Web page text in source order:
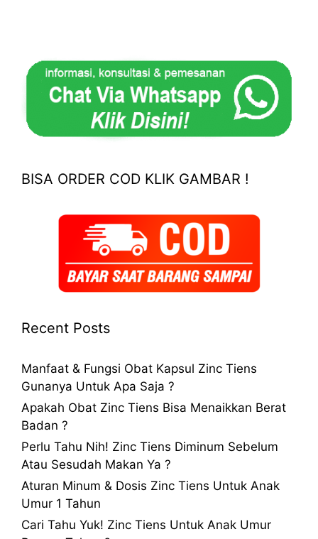
BISA ORDER COD KLIK GAMBAR !
Recent Posts
Manfaat & Fungsi Obat Kapsul Zinc Tiens
Gunanya Untuk Apa Saja ?
Apakah Obat Zinc Tiens Bisa Menaikkan Berat
Badan ?
Perlu Tahu Nih! Zinc Tiens Diminum Sebelum
Atau Sesudah Makan Ya ?
Aturan Minum & Dosis Zinc Tiens Untuk Anak
Umur 1 Tahun
Cari Tahu Yuk! Zinc Tiens Untuk Anak Umur